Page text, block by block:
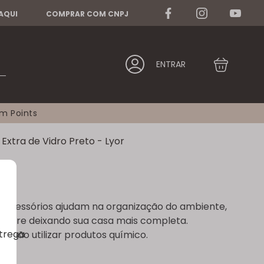
COMPRAR COM CNPJ
ENTRAR
Points
de Vidro Preto - Lyor
ajudam na organização do ambiente,
deixando sua casa mais completa.
não utilizar produtos químico.